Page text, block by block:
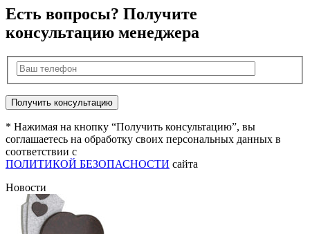
Есть вопросы? Получите
консультацию менеджера
* Нажимая на кнопку “Получить консультацию”, вы
соглашаетесь на обработку своих персональных данных в
соответствии с
ПОЛИТИКОЙ БЕЗОПАСНОСТИ сайта
Новости